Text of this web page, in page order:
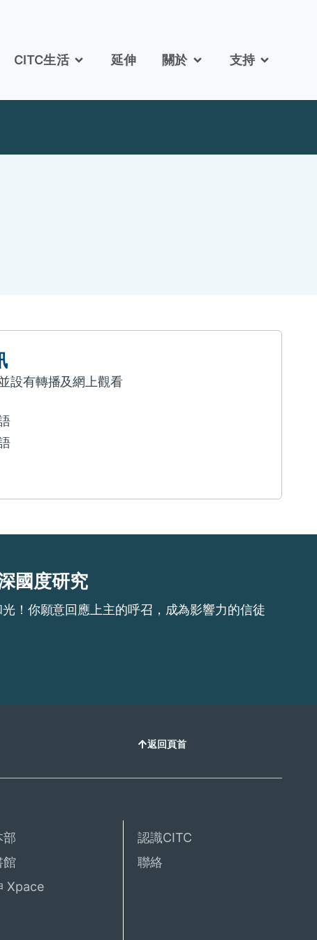
CITC生活 延伸 關於 支持
設有轉播及網上觀看
國度研究
！你願意回應上主的呼召，成為影響力的信徒
返回頁首
部
館
Xpace
認識CITC
聯絡